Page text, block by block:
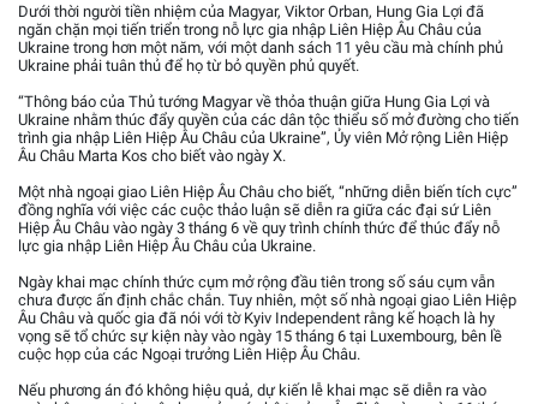
Dưới thời người tiền nhiệm của Magyar, Viktor Orban, Hung Gia Lợi đã
ngăn chặn mọi tiến triển trong nỗ lực gia nhập Liên Hiệp Âu Châu của
Ukraine trong hơn một năm, với một danh sách 11 yêu cầu mà chính phủ
Ukraine phải tuân thủ để họ từ bỏ quyền phủ quyết.
“Thông báo của Thủ tướng Magyar về thỏa thuận giữa Hung Gia Lợi và
Ukraine nhằm thúc đẩy quyền của các dân tộc thiểu số mở đường cho tiến
trình gia nhập Liên Hiệp Âu Châu của Ukraine”, Ủy viên Mở rộng Liên Hiệp
Âu Châu Marta Kos cho biết vào ngày X.
Một nhà ngoại giao Liên Hiệp Âu Châu cho biết, “những diễn biến tích cực”
đồng nghĩa với việc các cuộc thảo luận sẽ diễn ra giữa các đại sứ Liên
Hiệp Âu Châu vào ngày 3 tháng 6 về quy trình chính thức để thúc đẩy nỗ
lực gia nhập Liên Hiệp Âu Châu của Ukraine.
Ngày khai mạc chính thức cụm mở rộng đầu tiên trong số sáu cụm vẫn
chưa được ấn định chắc chắn. Tuy nhiên, một số nhà ngoại giao Liên Hiệp
Âu Châu và quốc gia đã nói với tờ Kyiv Independent rằng kế hoạch là hy
vọng sẽ tổ chức sự kiện này vào ngày 15 tháng 6 tại Luxembourg, bên lề
cuộc họp của các Ngoại trưởng Liên Hiệp Âu Châu.
Nếu phương án đó không hiệu quả, dự kiến lễ khai mạc sẽ diễn ra vào